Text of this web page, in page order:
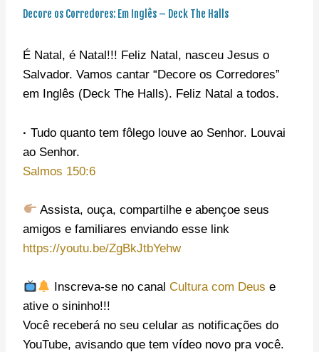
Decore os Corredores: Em Inglês – Deck The Halls
É Natal, é Natal!!! Feliz Natal, nasceu Jesus o
Salvador. Vamos cantar “Decore os Corredores”
em Inglês (Deck The Halls). Feliz Natal a todos.
· Tudo quanto tem fôlego louve ao Senhor. Louvai
ao Senhor.
Salmos 150:6
Assista, ouça, compartilhe e abençoe seus
amigos e familiares enviando esse link
https://youtu.be/ZgBkJtbYehw
Inscreva-se no canalCultura com Deus e
ative o sininho!!!
Você receberá no seu celular as notificações do
YouTube, avisando que tem vídeo novo pra você.